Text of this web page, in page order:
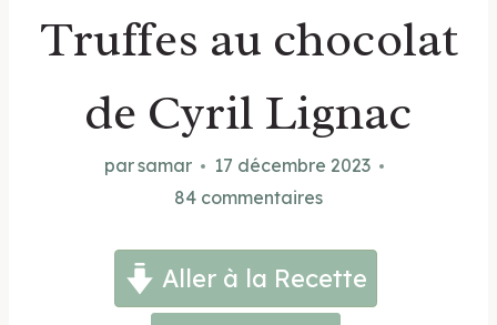
Truffes au chocolat
de Cyril Lignac
parsamar
17 décembre 2023
84 commentaires
Aller à la Recette